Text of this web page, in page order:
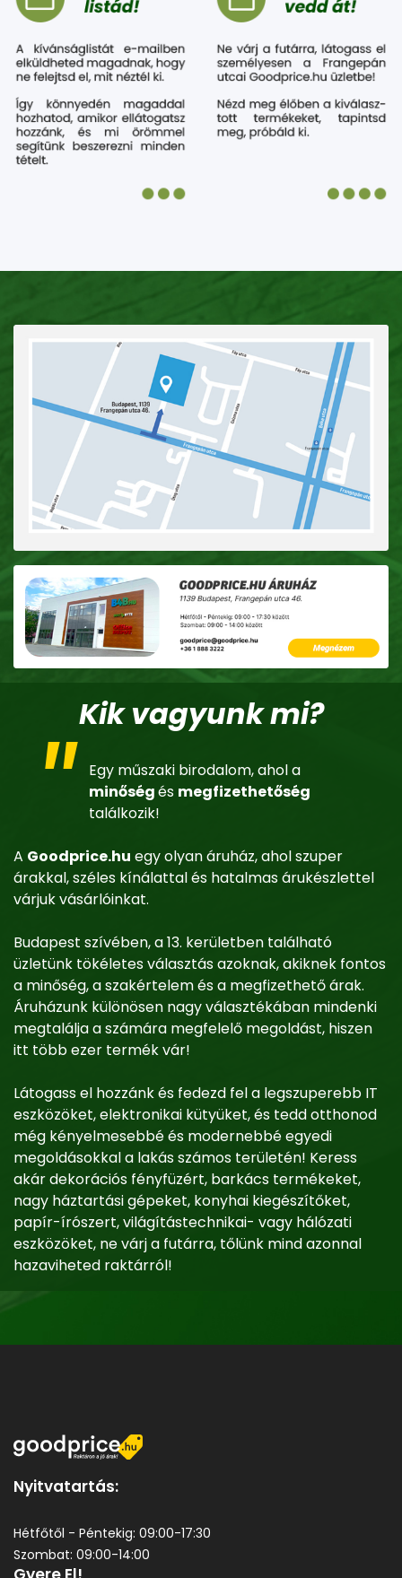
Kik vagyunk mi?
Egy műszaki birodalom, ahol a
minőségés megfizethetőség
találkozik!
A Goodprice.hu egy olyan áruház, ahol szuper
árakkal, széles kínálattal és hatalmas árukészlettel
várjuk vásárlóinkat.
Budapest szívében, a 13. kerületben található
üzletünk tökéletes választás azoknak, akiknek fontos
a minőség, a szakértelem és a megfizethető árak.
Áruházunk különösen nagy választékában mindenki
megtalálja a számára megfelelő megoldást, hiszen
itt több ezer termék vár!
Látogass el hozzánk és fedezd fel a legszuperebb IT
eszközöket, elektronikai kütyüket, és tedd otthonod
még kényelmesebbé és modernebbé egyedi
megoldásokkal a lakás számos területén! Keress
akár dekorációs fényfüzért, barkács termékeket,
nagy háztartási gépeket, konyhai kiegészítőket,
papír-írószert, világítástechnikai- vagy hálózati
eszközöket, ne várj a futárra, tőlünk mind azonnal
hazaviheted raktárról!
Nyitvatartás:
Hétfőtől - Péntekig: 09:00-17:30
Szombat: 09:00-14:00